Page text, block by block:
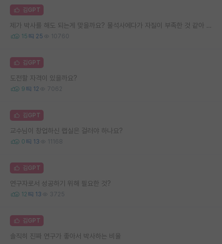
김GPT
제가 박사를 해도 되는게 맞을까요? 물석사에다가 자질이 부족한 것 같아 고민됩니다..
15 25 10760
김GPT
도전할 자격이 있을까요?
9 12 7062
김GPT
교수님이 창업하신 랩실은 걸러야 하나요?
0 13 11168
김GPT
연구자로서 성공하기 위해 필요한 것?
12 13 3725
김GPT
솔직히 진짜 연구가 좋아서 박사하는 비율